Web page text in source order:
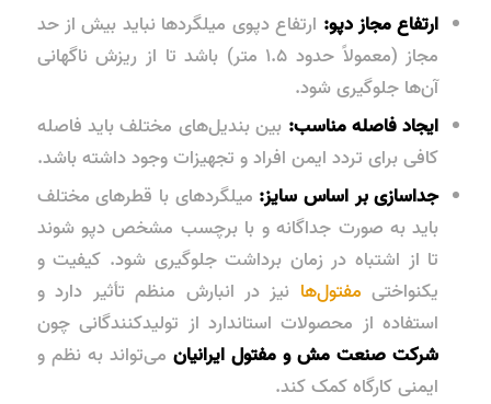
ارتفاع مجاز دپو: ارتفاع دپوی میلگردها نباید بیش از حد
مجاز (معمولاً حدود ۱.۵ متر) باشد تا از ریزش ناگهانی
آن‌ها جلوگیری شود.
ایجاد فاصله مناسب: بین بندیل‌های مختلف باید فاصله
کافی برای تردد ایمن افراد و تجهیزات وجود داشته باشد.
جداسازی بر اساس سایز: میلگردهای با قطرهای مختلف
باید به صورت جداگانه و با برچسب مشخص دپو شوند
تا از اشتباه در زمان برداشت جلوگیری شود. کیفیت و
یکنواختی مفتول‌ها نیز در انبارش منظم تأثیر دارد و
استفاده از محصولات استاندارد از تولیدکنندگانی چون
شرکت صنعت مش و مفتول ایرانیان می‌تواند به نظم و
ایمنی کارگاه کمک کند.